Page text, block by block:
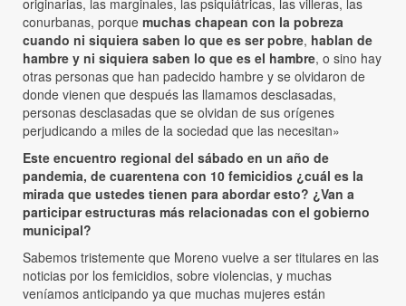
conurbanas, porque muchas chapean con la pobreza
cuando ni siquiera saben lo que es ser pobre, hablan de
hambre y ni siquiera saben lo que es el hambre, o sino hay
otras personas que han padecido hambre y se olvidaron de
donde vienen que después las llamamos desclasadas,
personas desclasadas que se olvidan de sus orígenes
perjudicando a miles de la sociedad que las necesitan»
Este encuentro regional del sábado en un año de
pandemia, de cuarentena con 10 femicidios ¿cuál es la
mirada que ustedes tienen para abordar esto? ¿Van a
participar estructuras más relacionadas con el gobierno
municipal?
Sabemos tristemente que Moreno vuelve a ser titulares en las
noticias por los femicidios, sobre violencias, y muchas
veníamos anticipando ya que muchas mujeres están